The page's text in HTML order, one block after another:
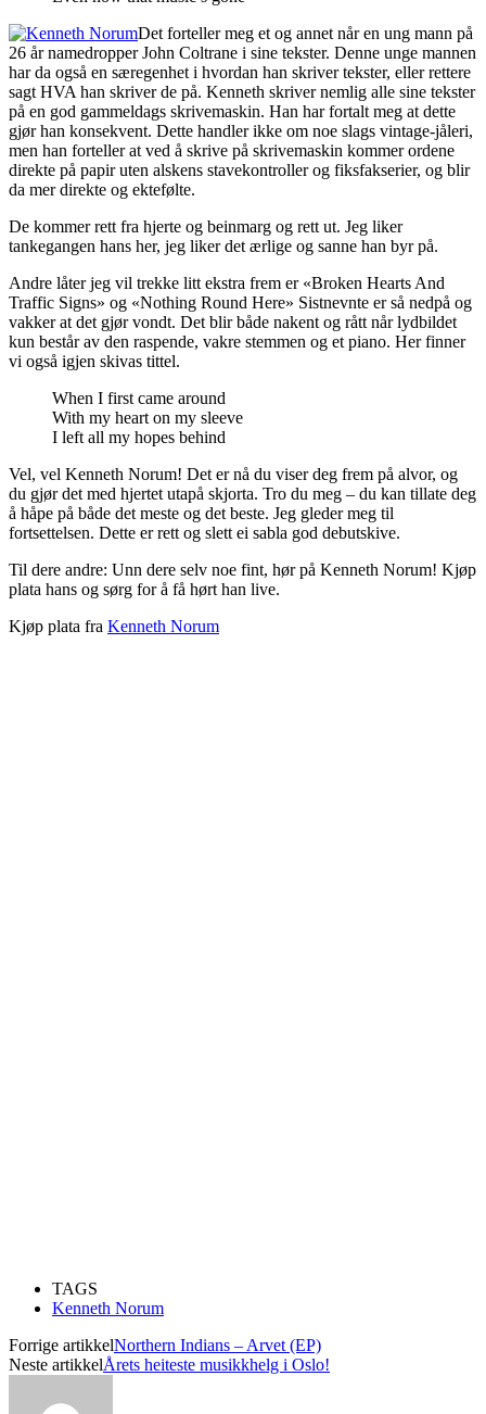
Det forteller meg et og annet når en ung mann på
26 år namedropper John Coltrane i sine tekster. Denne unge mannen
har da også en særegenhet i hvordan han skriver tekster, eller rettere
sagt HVA han skriver de på. Kenneth skriver nemlig alle sine tekster
på en god gammeldags skrivemaskin. Han har fortalt meg at dette
gjør han konsekvent. Dette handler ikke om noe slags vintage-jåleri,
men han forteller at ved å skrive på skrivemaskin kommer ordene
direkte på papir uten alskens stavekontroller og fiksfakserier, og blir
da mer direkte og ektefølte.
De kommer rett fra hjerte og beinmarg og rett ut. Jeg liker
tankegangen hans her, jeg liker det ærlige og sanne han byr på.
Andre låter jeg vil trekke litt ekstra frem er «Broken Hearts And
Traffic Signs» og «Nothing Round Here» Sistnevnte er så nedpå og
vakker at det gjør vondt. Det blir både nakent og rått når lydbildet
kun består av den raspende, vakre stemmen og et piano. Her finner
vi også igjen skivas tittel.
When I first came around
With my heart on my sleeve
I left all my hopes behind
Vel, vel Kenneth Norum! Det er nå du viser deg frem på alvor, og
du gjør det med hjertet utapå skjorta. Tro du meg – du kan tillate deg
å håpe på både det meste og det beste. Jeg gleder meg til
fortsettelsen. Dette er rett og slett ei sabla god debutskive.
Til dere andre: Unn dere selv noe fint, hør på Kenneth Norum! Kjøp
plata hans og sørg for å få hørt han live.
Kjøp plata fra Kenneth Norum
TAGS
Kenneth Norum
Forrige artikkelNorthern Indians – Arvet (EP)
Neste artikkelÅrets heiteste musikkhelg i Oslo!